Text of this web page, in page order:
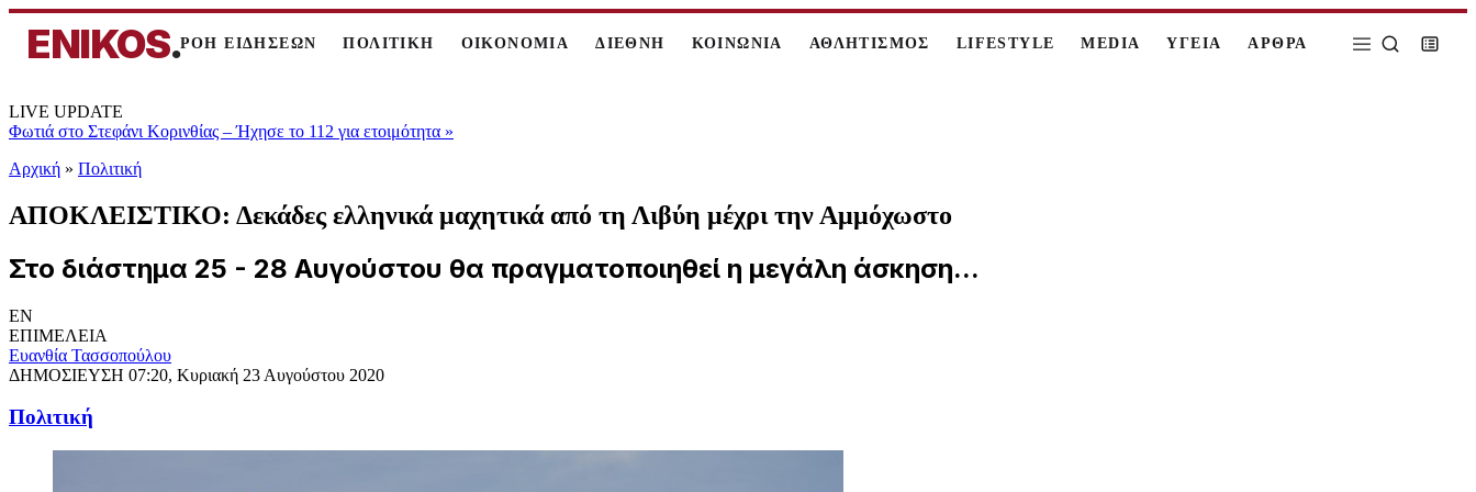
ENIKOS.ΡΟΗ ΕΙΔΗΣΕΩΝ ΠΟΛΙΤΙΚΗ ΟΙΚΟΝΟΜΙΑ ΔΙΕΘΝΗ ΚΟΙΝΩΝΙΑ ΑΘΛΗΤΙΣΜΟΣ LIFESTYLE MEDIA ΥΓΕΙΑ ΑΡΘΡΑ
LIVE UPDATE
Φωτιά στο Στεφάνι Κορινθίας – Ήχησε το 112 για ετοιμότητα »
Αρχική » Πολιτική
ΑΠΟΚΛΕΙΣΤΙΚΟ: Δεκάδες ελληνικά μαχητικά από τη Λιβύη μέχρι την Αμμόχωστο
Στο διάστημα 25 - 28 Αυγούστου θα πραγματοποιηθεί η μεγάλη άσκηση...
EN
ΕΠΙΜΕΛΕΙΑ
Ευανθία Τασσοπούλου
ΔΗΜΟΣΙΕΥΣΗ 07:20, Κυριακή 23 Αυγούστου 2020
Πολιτική